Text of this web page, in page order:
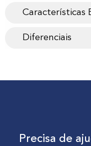
Características
Diferenciais
Precisa de